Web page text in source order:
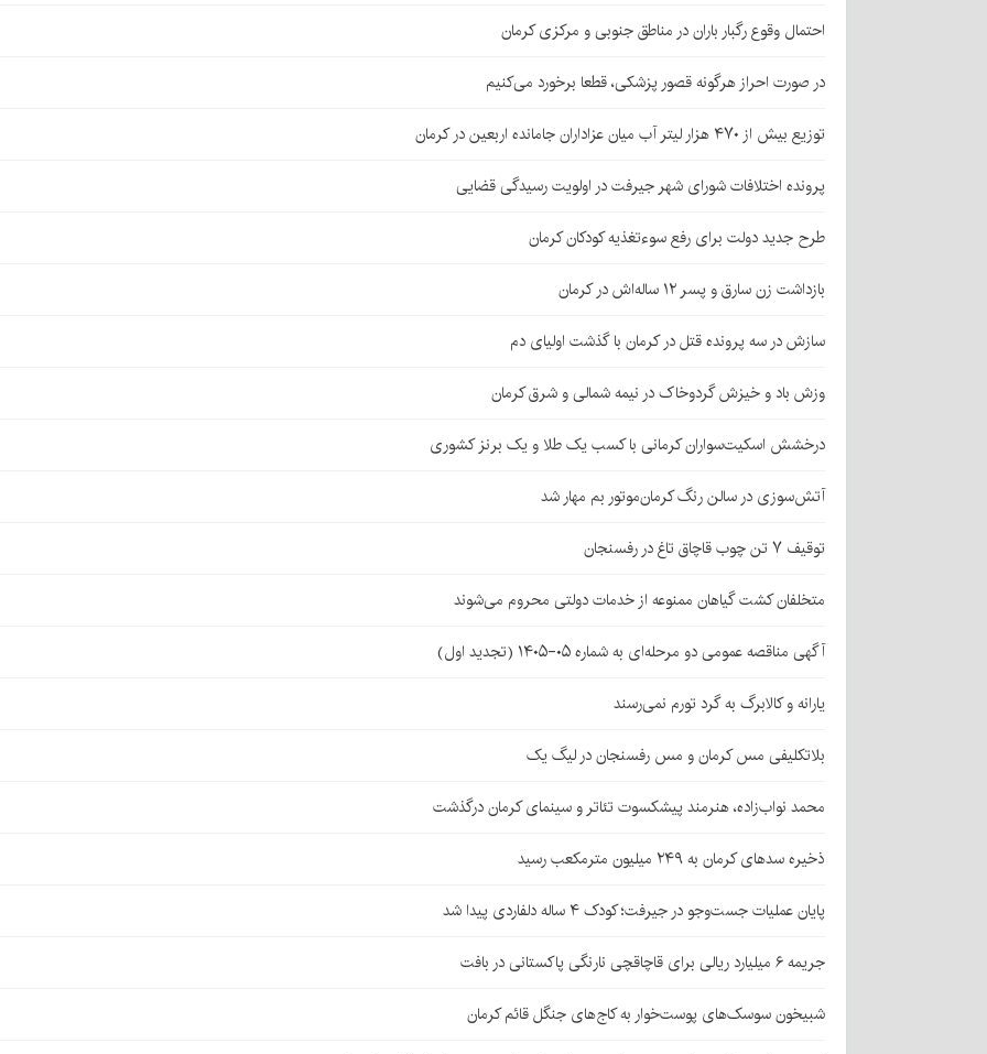
احتمال وقوع رگبار باران در مناطق جنوبی و مرکزی کرمان
در صورت احراز هرگونه قصور پزشکی، قطعا برخورد می‌کنیم
توزیع بیش از ۴۷۰ هزار لیتر آب میان عزاداران جامانده اربعین در کرمان
پرونده اختلافات شورای شهر جیرفت در اولویت رسیدگی قضایی
طرح جدید دولت برای رفع سوءتغذیه کودکان کرمان
بازداشت زن سارق و پسر ۱۲ ساله‌اش در کرمان
سازش در سه پرونده قتل در کرمان با گذشت اولیای دم
وزش باد و خیزش گردوخاک در نیمه شمالی و شرق کرمان
درخشش اسکیت‌سواران کرمانی با کسب یک طلا و یک برنز کشوری
آتش‌سوزی در سالن رنگ کرمان‌موتور بم مهار شد
توقیف ۷ تن چوب قاچاق تاغ در رفسنجان
متخلفان کشت گیاهان ممنوعه از خدمات دولتی محروم می‌شوند
آگهی مناقصه عمومی دو مرحله‌ای به شماره ۰۵-۱۴۰۵ (تجدید اول)
یارانه و کالابرگ به گرد تورم نمی‌رسند
بلاتکلیفی مس کرمان و مس رفسنجان در لیگ یک
محمد نواب‌زاده، هنرمند پیشکسوت تئاتر و سینمای کرمان درگذشت
ذخیره سدهای کرمان به ۲۴۹ میلیون مترمکعب رسید
پایان عملیات جست‌وجو در جیرفت؛ کودک ۴ ساله دلفاردی پیدا شد
جریمه ۶ میلیارد ریالی برای قاچاقچی نارنگی پاکستانی در بافت
شبیخون سوسک‌های پوست‌خوار به کاج‌های جنگل قائم کرمان